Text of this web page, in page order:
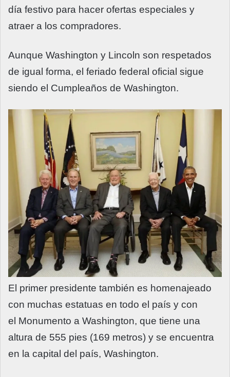
día festivo para hacer ofertas especiales y
atraer a los compradores.
Aunque Washington y Lincoln son respetados
de igual forma, el feriado federal oficial sigue
siendo el Cumpleaños de Washington.
El primer presidente también es homenajeado
con muchas estatuas en todo el país y con
el Monumento a Washington, que tiene una
altura de 555 pies (169 metros) y se encuentra
en la capital del país, Washington.